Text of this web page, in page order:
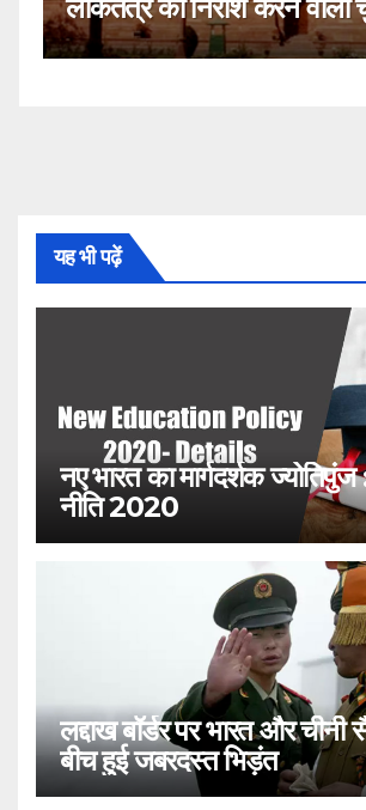
चुनाव
नहीं!
यह भी पढ़ें
नए भारत का मार्गदर्शक ज्योतिपुंज
नीति 2020
लद्दाख बॉर्डर पर भारत और
बीच हुई जबरदस्त भिड़ंत